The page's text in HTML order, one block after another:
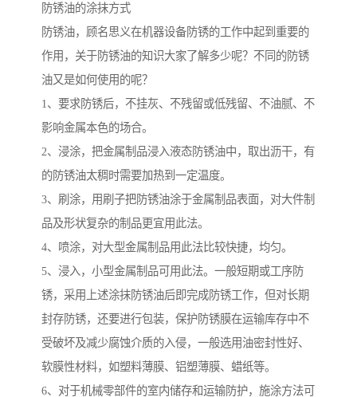
防锈油的涂抹方式
防锈油，顾名思义在机器设备防锈的工作中起到重要的
作用，关于防锈油的知识大家了解多少呢？不同的防锈
油又是如何使用的呢？
1、要求防锈后，不挂灰、不残留或低残留、不油腻、不
影响金属本色的场合。
2、浸涂，把金属制品浸入液态防锈油中，取出沥干，有
的防锈油太稠时需要加热到一定温度。
3、刷涂，用刷子把防锈油涂于金属制品表面，对大件制
品及形状复杂的制品更宜用此法。
4、喷涂，对大型金属制品用此法比较快捷，均匀。
5、浸入，小型金属制品可用此法。一般短期或工序防
锈，采用上述涂抹防锈油后即完成防锈工作，但对长期
封存防锈，还要进行包装，保护防锈膜在运输库存中不
受破坏及减少腐蚀介质的入侵，一般选用油密封性好、
软膜性材料，如塑料薄膜、铝塑薄膜、蜡纸等。
6、对于机械零部件的室内储存和运输防护，施涂方法可